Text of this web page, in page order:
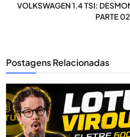
VOLKSWAGEN 1.4 TSI:
PARTE 02
Postagens Relacionadas